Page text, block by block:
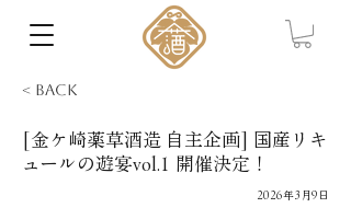
< Back
[金ケ崎薬草酒造 自主企画] 国産リキ
ュールの遊宴vol.1 開催決定！
2026年3月9日